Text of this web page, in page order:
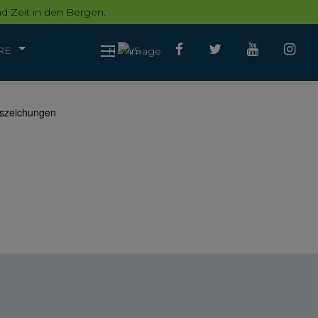
Zeit in den Bergen.
NEWS